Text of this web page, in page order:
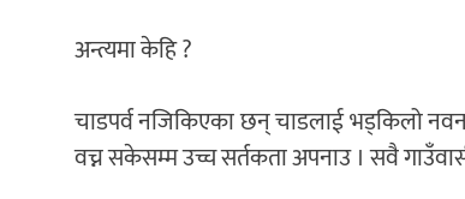
अन्त्यमा केहि ?
चाडपर्व नजिकिएका छन् चाडलाई भड्किलो
वच्न सकेसम्म उच्च सर्तकता अपनाउ । सवै